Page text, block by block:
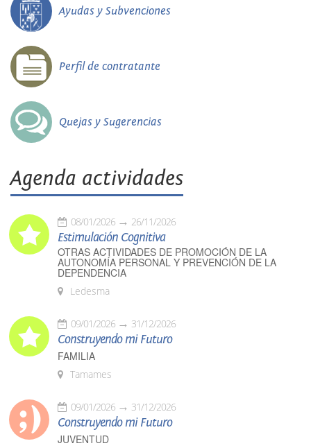
Ayudas y Subvenciones
Perfil de contratante
Quejas y Sugerencias
Agenda actividades
08/01/2026 26/11/2026
Estimulación Cognitiva
OTRAS ACTIVIDADES DE PROMOCIÓN DE LA
AUTONOMÍA PERSONAL Y PREVENCIÓN DE LA
DEPENDENCIA
Ledesma
09/01/2026 31/12/2026
Construyendo mi Futuro
FAMILIA
Tamames
09/01/2026 31/12/2026
Construyendo mi Futuro
JUVENTUD